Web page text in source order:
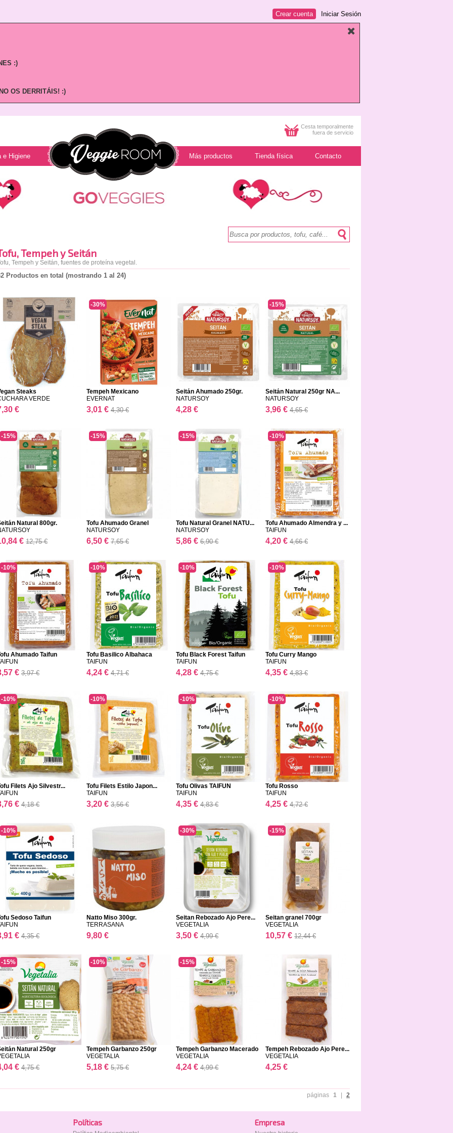
Iniciar Sesión
Crear cuenta
:)
OS DERRITÁIS! :)
Cesta temporalmente
fuera de servicio
e Higiene Más productos Tienda física Contacto
Tempeh y Seitán
Tempeh y Seitán, fuentes de proteína vegetal.
Productos en total (mostrando 1 al 24)
Steaks
VERDE
€
Tempeh Mexicano
EVERNAT
3,01 € 4,30 €
-30%
Seitán Ahumado 250gr.
NATURSOY
4,28 €
Seitán Natural 250gr NA...
NATURSOY
3,96 € 4,65 €
-15%
Natural 800gr.
€ 12,75 €
-15%
Tofu Ahumado Granel
NATU...
NATURSOY
6,50 € 7,65 €
-15%
Tofu Natural Granel NATU...
NATURSOY
5,86 € 6,90 €
-15%
Tofu Ahumado Almendra y ...
TAIFUN
4,20 € 4,66 €
-10%
Ahumado Taifun
€ 3,97 €
-10%
Tofu Basilico Albahaca
TAIFUN
4,24 € 4,71 €
-10%
Tofu Black Forest Taifun
TAIFUN
4,28 € 4,75 €
-10%
Tofu Curry Mango
TAIFUN
4,35 € 4,83 €
-10%
Filets Ajo Silvestr...
€ 4,18 €
-10%
Tofu Filets Estilo Japon...
TAIFUN
3,20 € 3,56 €
-10%
Tofu Olivas TAIFUN
TAIFUN
4,35 € 4,83 €
-10%
Tofu Rosso
TAIFUN
4,25 € 4,72 €
-10%
Sedoso Taifun
€ 4,35 €
-10%
Natto Miso 300gr.
TERRASANA
9,80 €
Seitan Rebozado Ajo Pere...
VEGETALIA
3,50 € 4,99 €
-30%
Seitan granel 700gr
VEGETALIA
10,57 € 12,44 €
-15%
Natural 250gr
€ 4,75 €
-15%
Tempeh Garbanzo 250gr
VEGETALIA
5,18 € 5,75 €
-10%
Tempeh Garbanzo Macerado
VEGETALIA
4,24 € 4,99 €
-15%
Tempeh Rebozado Ajo Pere...
VEGETALIA
4,25 €
2
1
páginas
Polí­ticas Empresa